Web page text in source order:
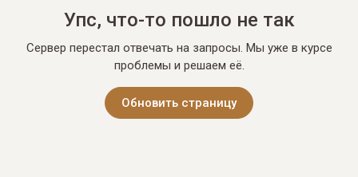
Упс, что-то пошло не так
Сервер перестал отвечать на запросы. Мы уже в курсе
проблемы и решаем её.
Обновить страницу